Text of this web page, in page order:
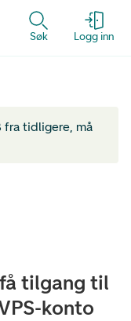
Søk Logg inn
fra tidligere, må
tilgang til
konto